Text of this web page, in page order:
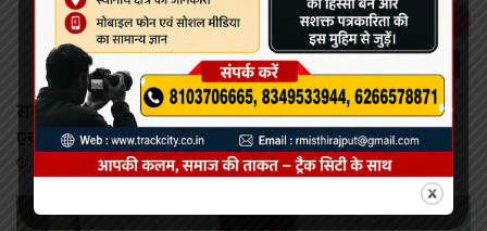
सर्वाइकल कैंसर से बचाव की दिशा में छत्तीसगढ़ की बड़ी छलांग,
एचपीवी टीकाकरण अभियान को मिल रहा व्यापक जनसमर्थन
August 8, 2026